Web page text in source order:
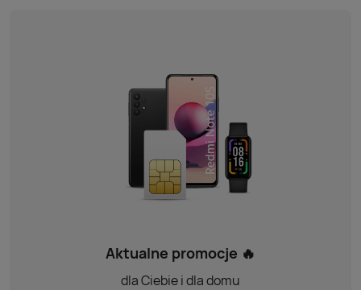
Aktualne promocje 🔥
dla Ciebie i dla domu